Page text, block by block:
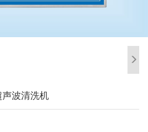
波清洗机